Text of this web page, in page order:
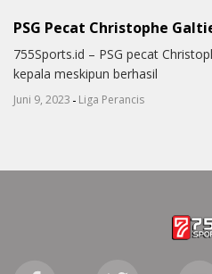
PSG Pecat Christophe
755Sports.id – PSG pecat
kepala meskipun berhasil
Juni 9, 2023 - Liga Perancis